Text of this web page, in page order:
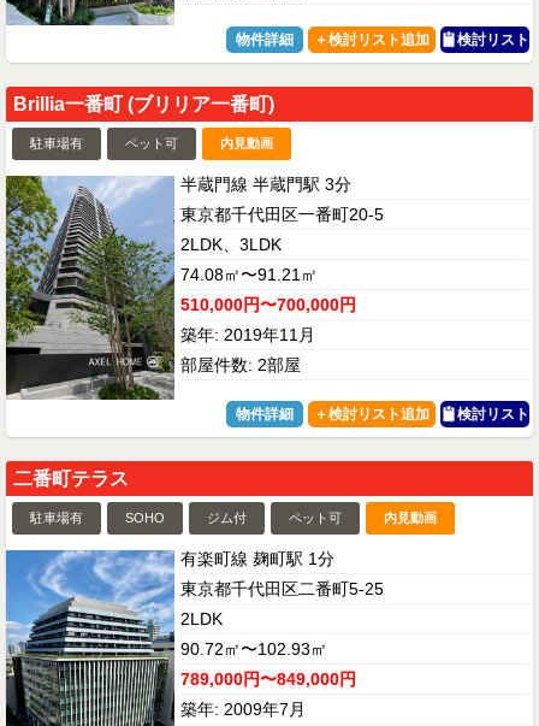
物件詳細 検討リスト
Brillia一番町 (ブリリア一番町)
駐車場有 ペット可 内見動画
半蔵門線 半蔵門駅 3分
東京都千代田区一番町20-5
2LDK、3LDK
74.08㎡〜91.21㎡
510,000円〜700,000円
築年: 2019年11月
部屋件数: 2部屋
物件詳細 検討リスト
二番町テラス
駐車場有 SOHO ジム付 ペット可 内見動画
有楽町線 麹町駅 1分
東京都千代田区二番町5-25
2LDK
90.72㎡〜102.93㎡
789,000円〜849,000円
築年: 2009年7月